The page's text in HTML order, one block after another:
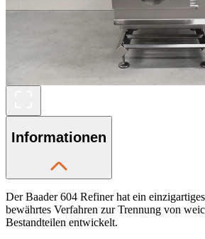
Informationen
Der Baader 604 Refiner hat ein
bewährtes Verfahren zur Trennung von
Bestandteilen entwickelt.